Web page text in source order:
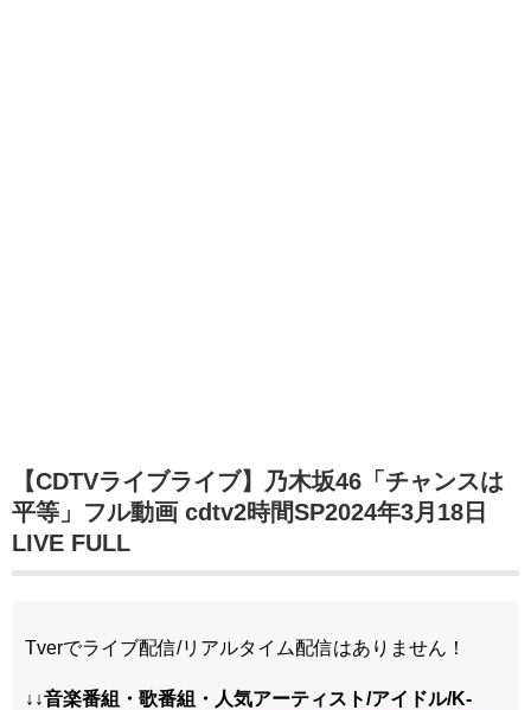
【CDTVライブライブ】乃木坂46「チャンスは
平等」フル動画 cdtv2時間SP2024年3月18日
LIVE FULL
Tverでライブ配信/リアルタイム配信はありません！
↓↓音楽番組・歌番組・人気アーティスト/アイドル/K-